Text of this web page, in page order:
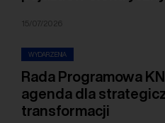
15/07/2026
WYDARZENIA
Rada Programowa
agenda dla
transformacji